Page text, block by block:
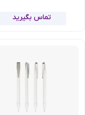
تماس بگیرید